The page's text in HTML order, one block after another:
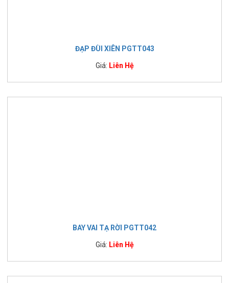
ĐẠP ĐÙI XIÊN PGTT043
Giá: Liên Hệ
BAY VAI TẠ RỜI PGTT042
Giá: Liên Hệ